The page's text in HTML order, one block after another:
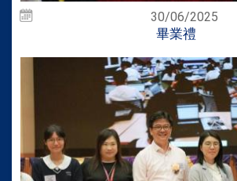
30/06/2025
畢業禮